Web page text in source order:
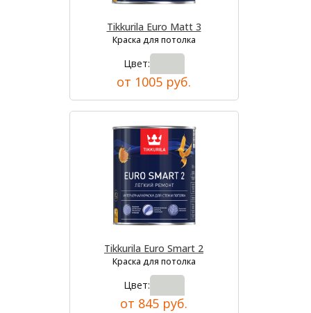
Tikkurila Euro Matt 3
Краска для потолка
Цвет:
от 1005 руб.
Tikkurila Euro Smart 2
Краска для потолка
Цвет:
от 845 руб.